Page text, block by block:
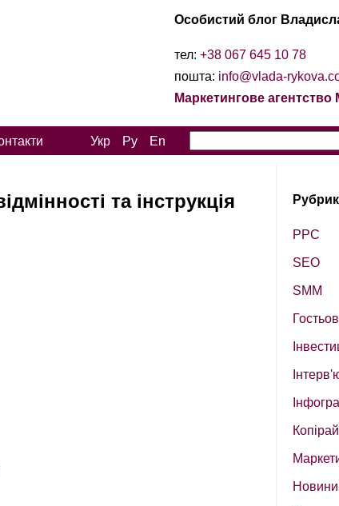
Особистий блог
тел: +38 067 645 10 78
пошта: info@vlada-
Маркетингове
Укр Ру En
та інструкція
PPC
SEO
SМM
Новини